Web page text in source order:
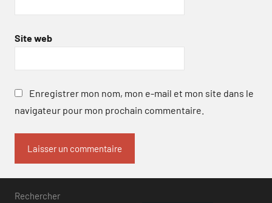
Site web
Enregistrer mon nom, mon e-mail et mon site dans le
navigateur pour mon prochain commentaire.
Rechercher